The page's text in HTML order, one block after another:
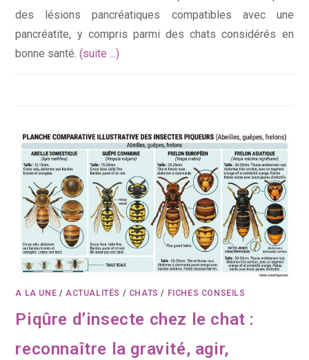
des lésions pancréatiques compatibles avec une
pancréatite, y compris parmi des chats considérés en
bonne santé.(suite ...)
A LA UNE /ACTUALITÉS / CHATS / FICHES CONSEILS
Piqûre d’insecte chez le chat :
reconnaître la gravité, agir,